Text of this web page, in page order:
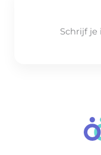
Schrijf je